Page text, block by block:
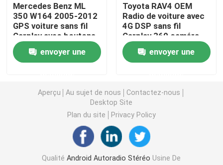
Autoradio d'OEM
Boîte de Carplay AI
interface visuelle de voiture
Came DVR de tiret de voiture
Caméra de voiture panoramique 360
Mercedes Benz ML
350 W164 2005-2012
GPS voiture sans fil
Carplay avec boutons
physiques
envoyer une
Toyota RAV4 OEM
Radio de voiture avec
4G DSP sans fil
Carplay 360 caméra
de vue d'oiseau
envoyer une
Aperçu Au sujet de nous
Contactez-nous
Desktop Site
Plan du site
Privacy Policy
QualitéAndroid Autoradio Stéréo Usine De